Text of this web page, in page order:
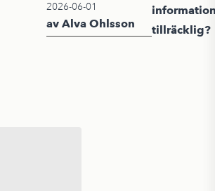
2026-06-01
av Alva Ohlsson
tillräcklig?